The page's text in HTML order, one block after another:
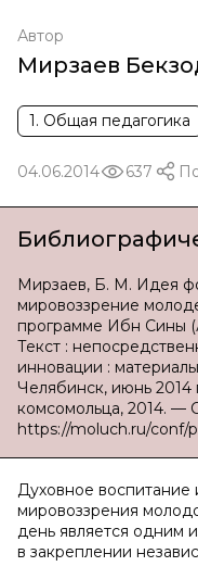
Автор
Мирзаев
1. Общая педагогика
04.06.2014 637
Мирзаев, Б. М. Идея
мировоззрение
программе Ибн Сины
Текст :
инновации :
Челябинск, июнь
комсомольца, 2014. —
https://moluch.ru/conf/
Духовное воспитание
мировоззрения
день является одним
в закреплении